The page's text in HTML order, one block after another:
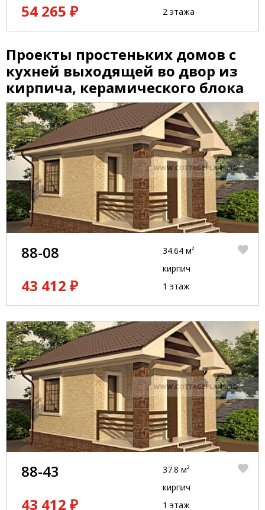
54 265 ₽
2 этажа
Проекты простеньких домов с
кухней выходящей во двор из
кирпича, керамического блока
88-08
43 412 ₽
34.64 м²
кирпич
1 этаж
88-43
43 412 ₽
37.8 м²
кирпич
1 этаж